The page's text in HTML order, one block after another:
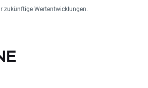
zukünftige Wertentwicklungen.